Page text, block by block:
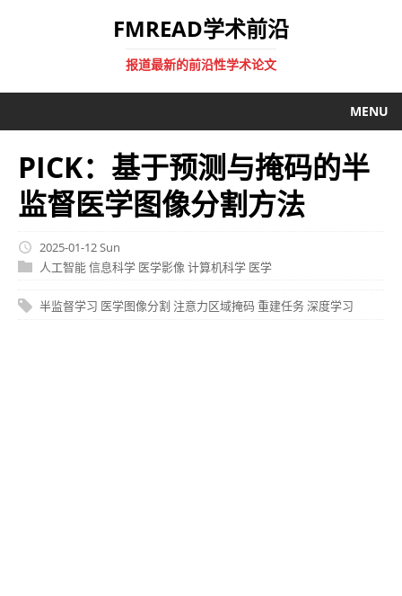
FMREAD学术前沿
报道最新的前沿性学术论文
MENU
PICK：基于预测与掩码的半
监督医学图像分割方法
2025-01-12 Sun
人工智能信息科学 医学影像 计算机科学 医学
半监督学习 医学图像分割 注意力区域掩码重建任务深度学习